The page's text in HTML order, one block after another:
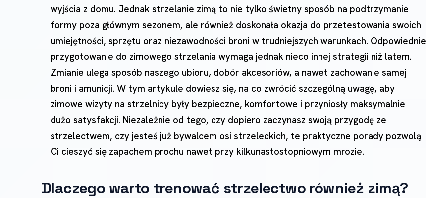
wyjścia z domu. Jednak strzelanie zimą to nie tylko świetny sposób na podtrzymanie
formy poza głównym sezonem, ale również doskonała okazja do przetestowania swoich
umiejętności, sprzętu oraz niezawodności broni w trudniejszych warunkach. Odpowiednie
przygotowanie do zimowego strzelania wymaga jednak nieco innej strategii niż latem.
Zmianie ulega sposób naszego ubioru, dobór akcesoriów, a nawet zachowanie samej
broni i amunicji. W tym artykule dowiesz się, na co zwrócić szczególną uwagę, aby
zimowe wizyty na strzelnicy były bezpieczne, komfortowe i przyniosły maksymalnie
dużo satysfakcji. Niezależnie od tego, czy dopiero zaczynasz swoją przygodę ze
strzelectwem, czy jesteś już bywalcem osi strzeleckich, te praktyczne porady pozwolą
Ci cieszyć się zapachem prochu nawet przy kilkunastostopniowym mrozie.
Dlaczego warto trenować strzelectwo również zimą?